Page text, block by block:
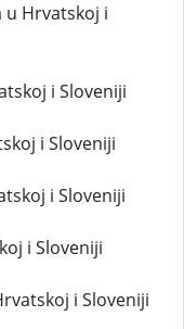
u Hrvatskoj i
i Sloveniji
i Sloveniji
i Sloveniji
i Sloveniji
i Sloveniji